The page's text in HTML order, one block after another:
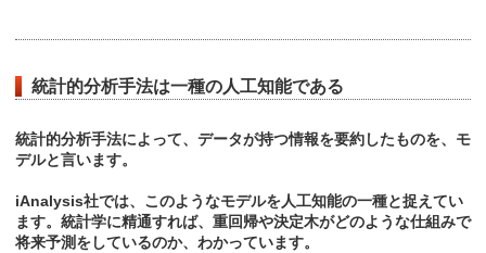
統計的分析手法は一種の人工知能である
統計的分析手法によって、データが持つ情報を要約したものを、モ
デルと言います。
iAnalysis社では、このようなモデルを人工知能の一種と捉えてい
ます。統計学に精通すれば、重回帰や決定木がどのような仕組みで
将来予測をしているのか、わかっています。